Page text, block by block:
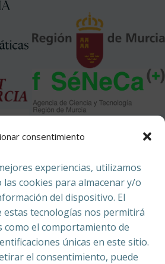
consentimiento
experiencias, utilizamos
cookies para almacenar y/o
del dispositivo. El
estas tecnologías nos permitirá
como el comportamiento de
únicas en este sitio.
el consentimiento, puede